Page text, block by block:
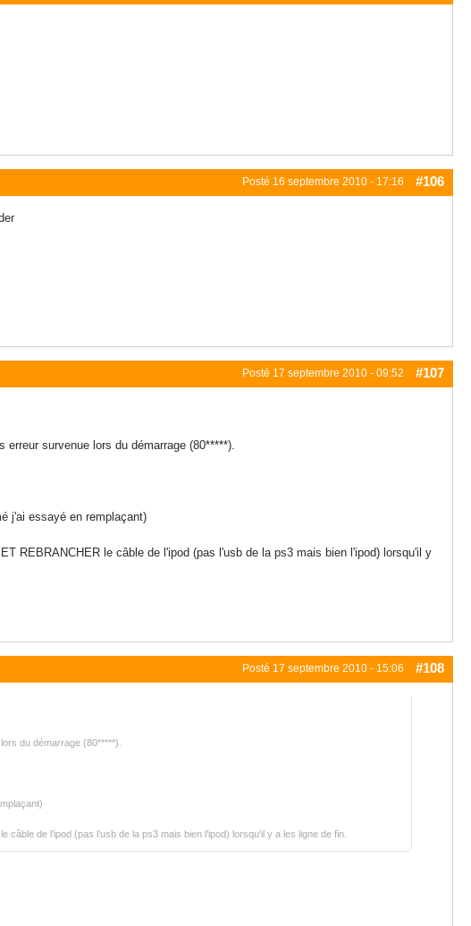
Posté 16 septembre 2010 - 17:16 #106
Posté 17 septembre 2010 - 09:52 #107
survenue lors du démarrage (80*****).
j'ai essayé en remplaçant)
REBRANCHER le câble de l'ipod (pas l'usb de la ps3 mais bien l'ipod) lorsqu'il y
Posté 17 septembre 2010 - 15:06 #108
du démarrage (80*****).
de l'ipod (pas l'usb de la ps3 mais bien l'ipod) lorsqu'il y a les ligne de fin.